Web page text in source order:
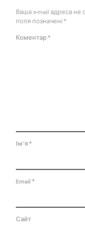
Ваша e-mail адреса
поля позначені *
Коментар*
Ім'я*
Email *
Сайт